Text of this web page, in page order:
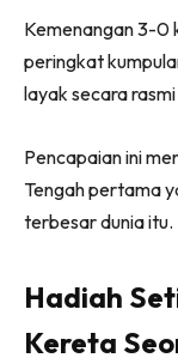
Kemenangan 3-0
peringkat
layak secara
Pencapaian ini
Tengah pertama
terbesar dunia itu.
Hadiah
Kereta